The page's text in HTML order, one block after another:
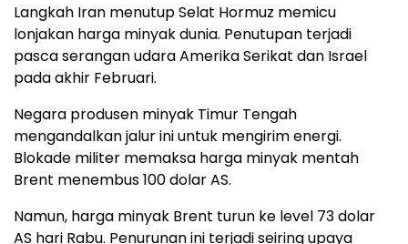
Langkah Iran menutup Selat Hormuz memicu
lonjakan harga minyak dunia. Penutupan terjadi
pasca serangan udara Amerika Serikat dan Israel
pada akhir Februari.
Negara produsen minyak Timur Tengah
mengandalkan jalur ini untuk mengirim energi.
Blokade militer memaksa harga minyak mentah
Brent menembus 100 dolar AS.
Namun, harga minyak Brent turun ke level 73 dolar
AS hari Rabu. Penurunan ini terjadi seiring upaya